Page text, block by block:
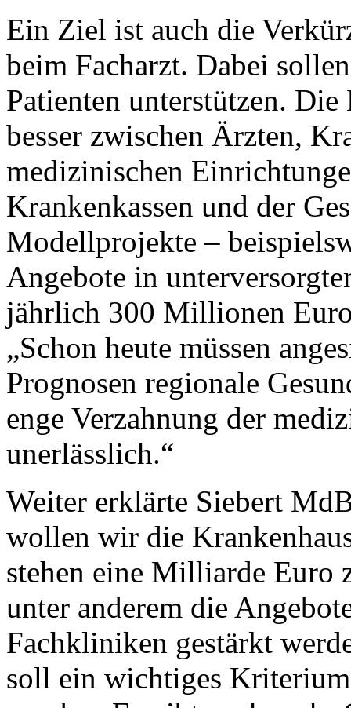
Ein Ziel ist auch die
beim Facharzt. Dabei
Patienten unterstützen.
besser zwischen Ärzten,
medizinischen
Krankenkassen und der
Modellprojekte –
Angebote in
jährlich 300 Millionen
„Schon heute müssen
Prognosen regionale
enge Verzahnung der
unerlässlich.“
Weiter erklärte Siebert
wollen wir die
stehen eine Milliarde Euro
unter anderem die
Fachkliniken gestärkt
soll ein wichtiges